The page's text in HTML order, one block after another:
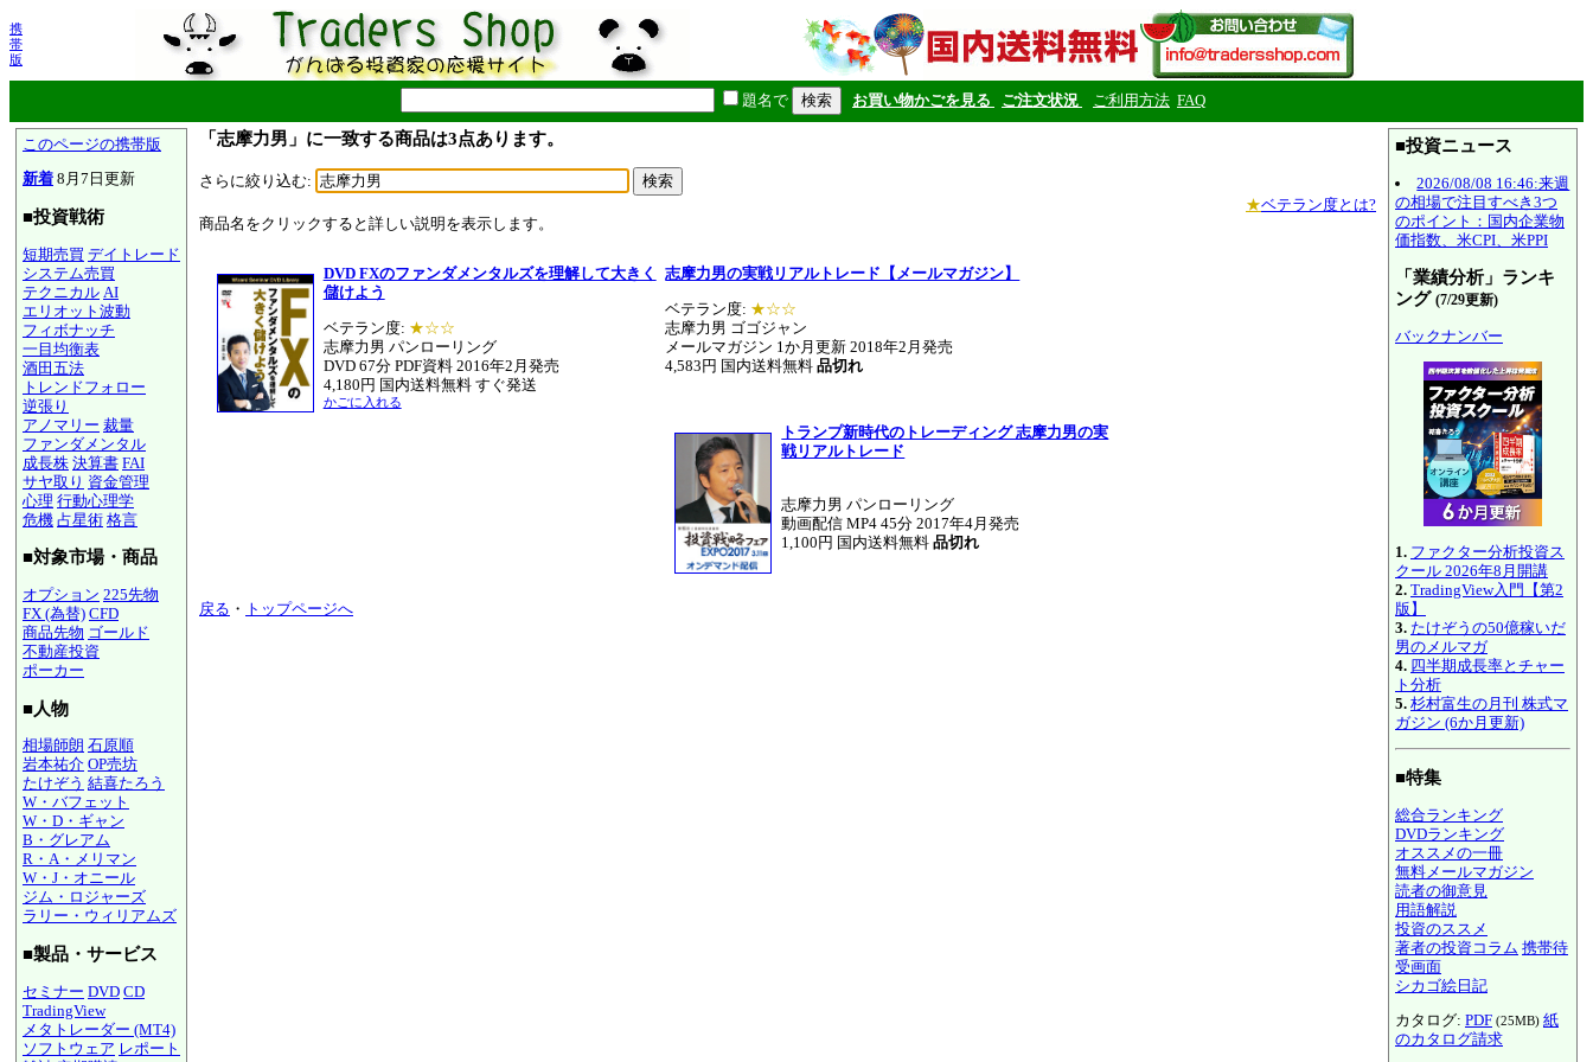
携
帯
版
題名で お買い物かごを見る ご注文状況 ご利用方法 FAQ
このページの携帯版
新着 8月7日更新
■投資戦術
短期売買 デイトレード
システム売買
テクニカル AI
エリオット波動
フィボナッチ
一目均衡表
酒田五法
トレンドフォロー
逆張り
アノマリー 裁量
ファンダメンタル
成長株 決算書 FAI
サヤ取り 資金管理
心理 行動心理学
危機 占星術 格言
■対象市場・商品
オプション 225先物
FX (為替) CFD
商品先物 ゴールド
不動産投資
ポーカー
■人物
相場師朗 石原順
岩本祐介 OP売坊
たけぞう 結喜たろう
W・バフェット
W・D・ギャン
B・グレアム
R・A・メリマン
W・J・オニール
ジム・ロジャーズ
ラリー・ウィリアムズ
■製品・サービス
セミナー DVD CD
TradingView
メタトレーダー (MT4)
ソフトウェア レポート
「志摩力男」に一致する商品は3点あります。
さらに絞り込む:
★ベテラン度とは?
商品名をクリックすると詳しい説明を表示します。
DVD FXのファンダメンタルズを理解して大きく
儲けよう
ベテラン度: ★☆☆
志摩力男 パンローリング
DVD 67分 PDF資料 2016年2月発売
4,180円 国内送料無料 すぐ発送
かごに入れる
志摩力男の実戦リアルトレード【メールマガジン】
ベテラン度: ★☆☆
志摩力男 ゴゴジャン
メールマガジン 1か月更新2018年2月発売
4,583円 国内送料無料品切れ
トランプ新時代のトレーディング 志摩力男の実
戦リアルトレード
志摩力男 パンローリング
動画配信 MP4 45分 2017年4月発売
1,100円 国内送料無料品切れ
戻る ・ トップページへ
■投資ニュース
2026/08/08 16:46:来週
の相場で注目すべき3つ
のポイント：国内企業物
価指数、米CPI、米PPI
「業績分析」ランキ
ング (7/29更新)
バックナンバー
1. ファクター分析投資ス
クール 2026年8月開講
2. TradingView入門【第2
版】
3. たけぞうの50億稼いだ
男のメルマガ
4. 四半期成長率とチャー
ト分析
5. 杉村富生の月刊 株式マ
ガジン (6か月更新)
■特集
総合ランキング
DVDランキング
オススメの一冊
無料メールマガジン
読者の御意見
用語解説
投資のススメ
著者の投資コラム 携帯待
受画面
シカゴ絵日記
カタログ: PDF (25MB) 紙
のカタログ請求